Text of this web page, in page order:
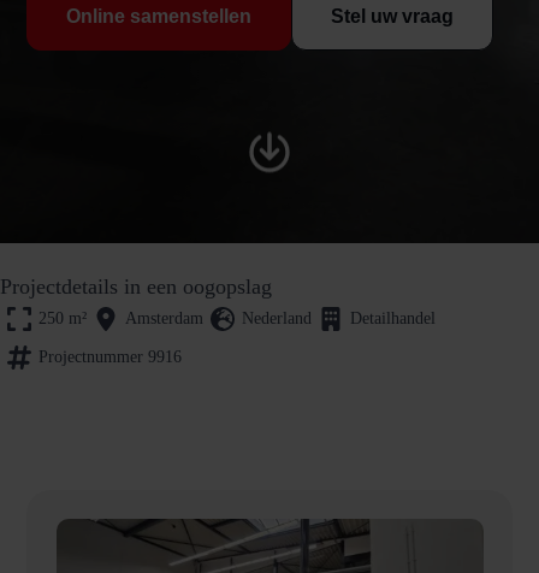
Online samenstellen Stel uw vraag
Projectdetails in een oogopslag
250 m² Amsterdam Nederland Detailhandel
Projectnummer 9916